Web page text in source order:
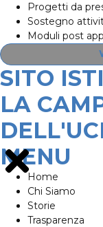
Progetti da
Sostegno
Moduli post
SITO
LA
MENU
Home
Chi Siamo
Storie
Trasparenza